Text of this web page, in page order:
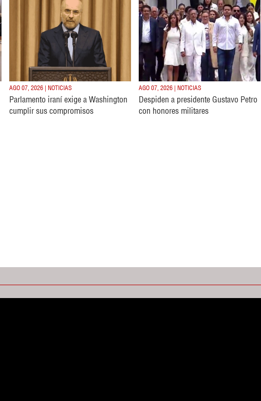
AGO 07, 2026 | NOTICIAS
Parlamento iraní exige a Washington
cumplir sus compromisos
AGO 07, 2026 | NOTICIAS
Despiden a presidente Gustavo Petro
con honores militares